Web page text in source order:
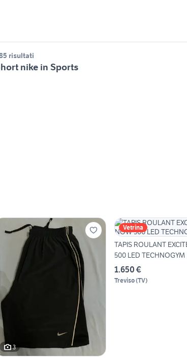
risultati
nike in Sports
3
Vetrina
TAPIS ROULANT EXCITE RUN NOW
500 LED TECHNOGYM
1.650 €
Treviso(TV)